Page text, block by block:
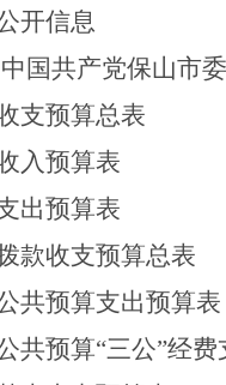
开信息
中国共产党保山市
支预算总表
入预算表
出预算表
款收支预算总表
共预算支出预算表
共预算“三公”经费